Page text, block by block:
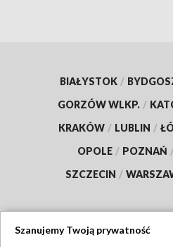
BIAŁYSTOK /
GORZÓW WLKP. /
KRAKÓW / LUBLIN /
OPOLE / POZNAŃ
SZCZECIN /
Szanujemy Twoją prywatność